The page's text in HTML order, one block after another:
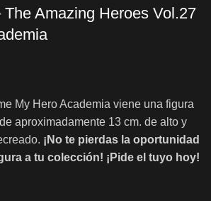
The Amazing Heroes Vol.27
My Hero Academia viene una figura
aproximadamente 13 cm. de alto y
¡No te pierdas la oportunidad
a tu colección! ¡Pide el tuyo hoy!